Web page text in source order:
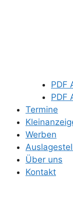
PDF
PDF
Termine
Werben
Über uns
Kontakt